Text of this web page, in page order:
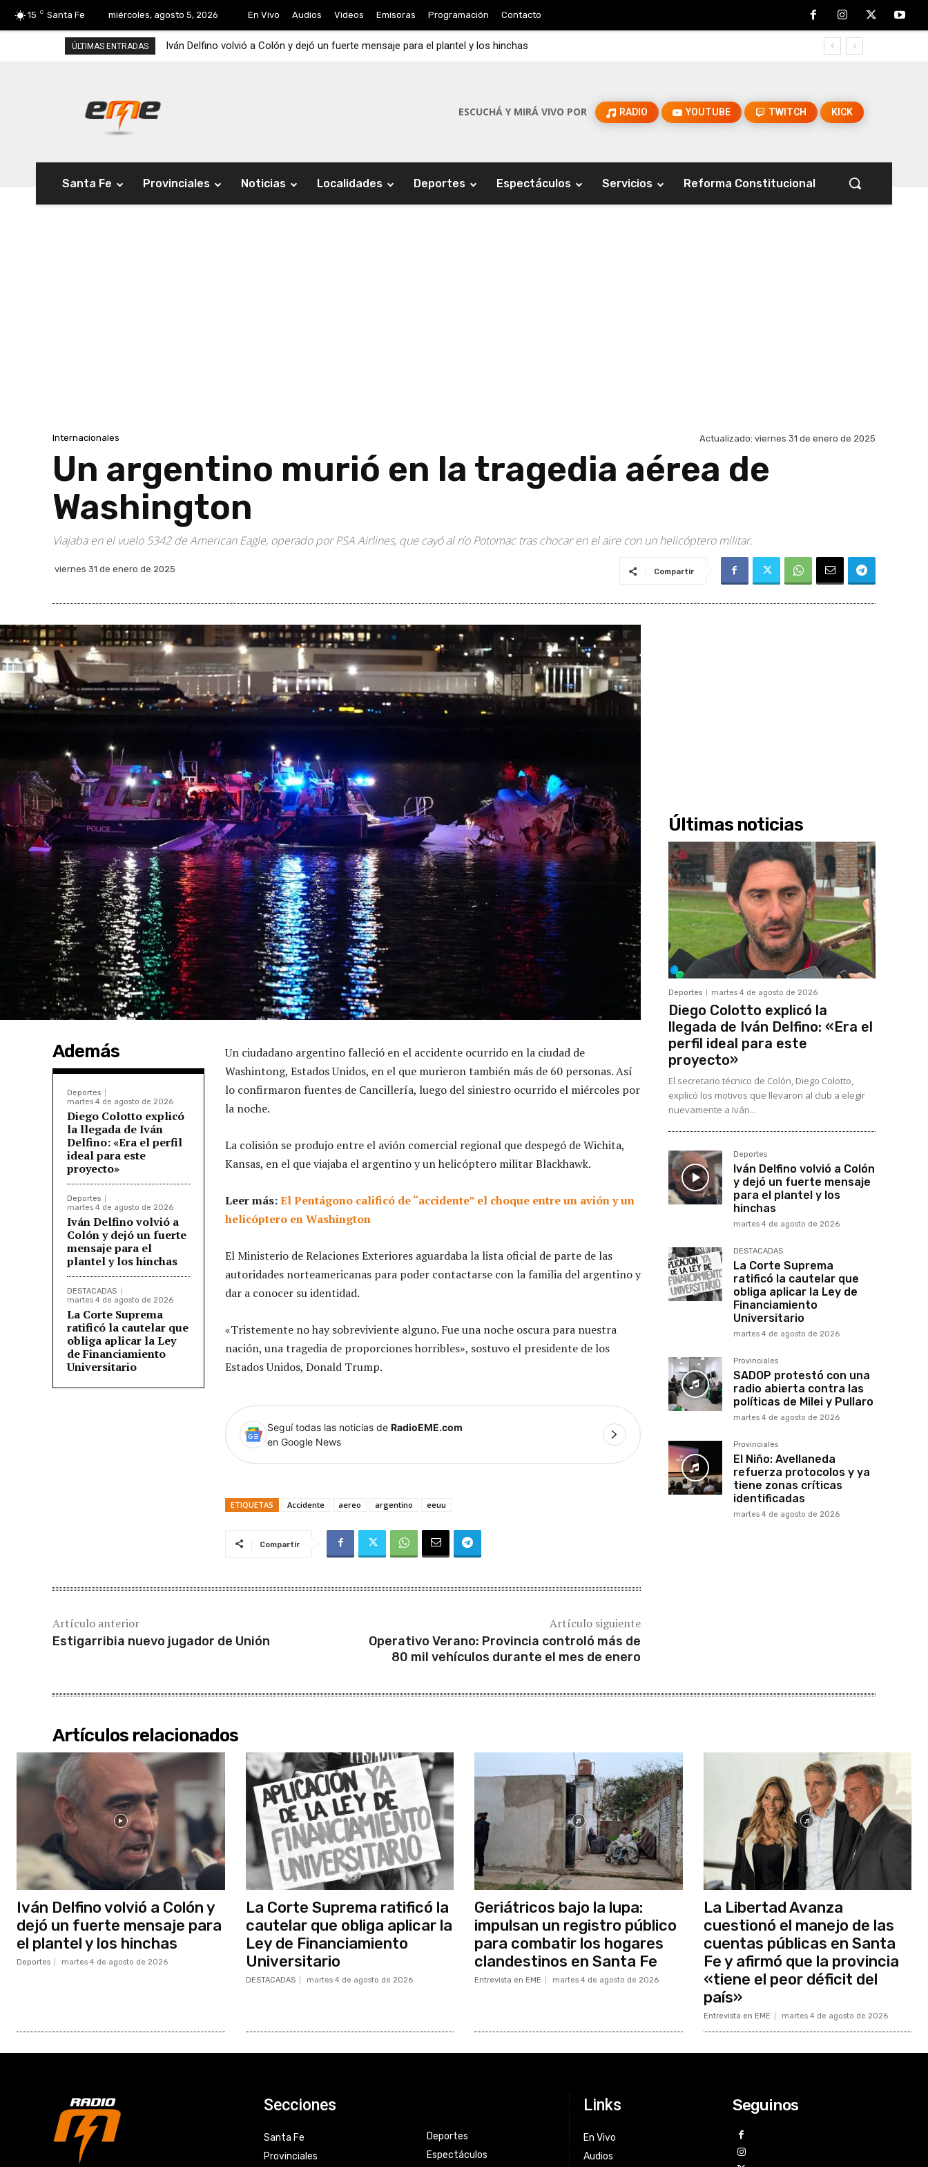
15 C Santa Fe miércoles, agosto 5, 2026 En Vivo Audios Videos Emisoras Programación Contacto
ÚLTIMAS ENTRADAS Iván Delfino volvió a Colón y dejó un fuerte mensaje para el plantel y los hinchas
ESCUCHÁ Y MIRÁ VIVO POR RADIO YOUTUBE TWITCH KICK
Santa Fe Provinciales Noticias Localidades Deportes Espectáculos Servicios Reforma Constitucional
Internacionales Actualizado: viernes 31 de enero de 2025
Un argentino murió en la tragedia aérea de
Washington
Viajaba en el vuelo 5342 de American Eagle, operado por PSA Airlines, que cayó al río Potomac tras chocar en el aire con un helicóptero militar.
viernes 31 de enero de 2025 Compartir
Además
Deportes
martes 4 de agosto de 2026
Diego Colotto explicó
la llegada de Iván
Delfino: «Era el perfil
ideal para este
proyecto»
Deportes
martes 4 de agosto de 2026
Iván Delfino volvió a
Colón y dejó un fuerte
mensaje para el
plantel y los hinchas
DESTACADAS
martes 4 de agosto de 2026
La Corte Suprema
ratificó la cautelar que
obliga aplicar la Ley
de Financiamiento
Universitario
Un ciudadano argentino falleció en el accidente ocurrido en la ciudad de
Washintong, Estados Unidos, en el que murieron también más de 60 personas. Así
lo confirmaron fuentes de Cancillería, luego del siniestro ocurrido el miércoles por
la noche.
La colisión se produjo entre el avión comercial regional que despegó de Wichita,
Kansas, en el que viajaba el argentino y un helicóptero militar Blackhawk.
Leer más:El Pentágono calificó de “accidente” el choque entre un avión y un
helicóptero en Washington
El Ministerio de Relaciones Exteriores aguardaba la lista oficial de parte de las
autoridades norteamericanas para poder contactarse con la familia del argentino y
dar a conocer su identidad.
«Tristemente no hay sobreviviente alguno. Fue una noche oscura para nuestra
nación, una tragedia de proporciones horribles», sostuvo el presidente de los
Estados Unidos, Donald Trump.
Seguí todas las noticias de RadioEME.com
en Google News
ETIQUETAS Accidente aereo argentino eeuu
Compartir
Artículo anterior
Estigarribia nuevo jugador de Unión
Artículo siguiente
Operativo Verano: Provincia controló más de
80 mil vehículos durante el mes de enero
Últimas noticias
Deportes martes 4 de agosto de 2026
Diego Colotto explicó la
llegada de Iván Delfino: «Era el
perfil ideal para este
proyecto»
El secretario técnico de Colón, Diego Colotto,
explicó los motivos que llevaron al club a elegir
nuevamente a Iván...
Deportes
Iván Delfino volvió a Colón
y dejó un fuerte mensaje
para el plantel y los
hinchas
martes 4 de agosto de 2026
DESTACADAS
La Corte Suprema
ratificó la cautelar que
obliga aplicar la Ley de
Financiamiento
Universitario
martes 4 de agosto de 2026
Provinciales
SADOP protestó con una
radio abierta contra las
políticas de Milei y Pullaro
martes 4 de agosto de 2026
Provinciales
El Niño: Avellaneda
refuerza protocolos y ya
tiene zonas críticas
identificadas
martes 4 de agosto de 2026
Artículos relacionados
Iván Delfino volvió a Colón y
dejó un fuerte mensaje para
el plantel y los hinchas
Deportes martes 4 de agosto de 2026
La Corte Suprema ratificó la
cautelar que obliga aplicar la
Ley de Financiamiento
Universitario
DESTACADAS martes 4 de agosto de 2026
Geriátricos bajo la lupa:
impulsan un registro público
para combatir los hogares
clandestinos en Santa Fe
Entrevista en EME martes 4 de agosto de 2026
La Libertad Avanza
cuestionó el manejo de las
cuentas públicas en Santa
Fe y afirmó que la provincia
«tiene el peor déficit del
país»
Entrevista en EME martes 4 de agosto de 2026
Secciones
Santa Fe
Provinciales
Deportes
Espectáculos
Links
En Vivo
Audios
Seguinos